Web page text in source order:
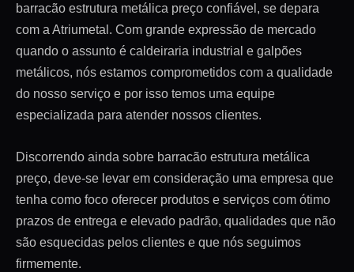
barracão estrutura metálica preço confiável, se depara
com a Atriumetal. Com grande expressão de mercado
quando o assunto é caldeiraria industrial e galpões
metálicos, nós estamos comprometidos com a qualidade
do nosso serviço e por isso temos uma equipe
especializada para atender nossos clientes.
Discorrendo ainda sobre barracão estrutura metálica
preço, deve-se levar em consideração uma empresa que
tenha como foco oferecer produtos e serviços com ótimo
prazos de entrega e elevado padrão, qualidades que não
são esquecidas pelos clientes e que nós seguimos
firmemente.